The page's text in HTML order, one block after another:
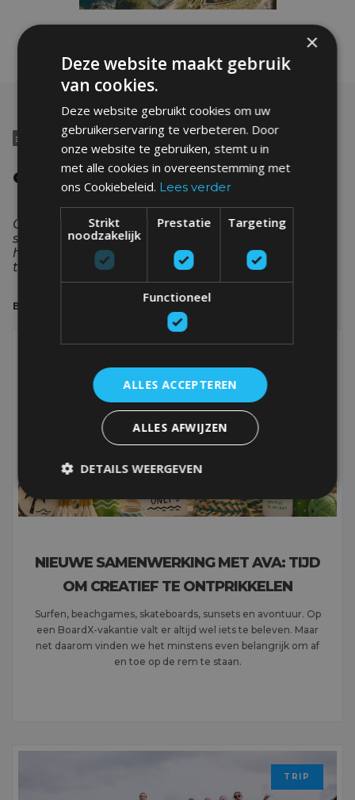
 MEER NIEUWS
GERELATEERDE POSTS
Ontdek het laatste nieuws over onze
surfvakanties in de reisblog. We houden je op de
hoogte van nieuwe concepten, acties en tips &
tricks.
BEKIJK ALLE POSTS
NIEUWE SAMENWERKING MET AVA: TIJD
OM CREATIEF TE ONTPRIKKELEN
Surfen, beachgames, skateboards, sunsets en avontuur. Op
een BoardX-vakantie valt er altijd wel iets te beleven. Maar
net daarom vinden we het minstens even belangrijk om af
en toe op de rem te staan.
TRIP
×
Deze website maakt gebruik
van cookies.
Deze website gebruikt cookies om uw
gebruikerservaring te verbeteren. Door
onze website te gebruiken, stemt u in
met alle cookies in overeenstemming met
ons Cookiebeleid. Lees verder
Strikt
noodzakelijk
Prestatie Targeting
Functioneel
ALLES ACCEPTEREN
ALLES AFWIJZEN
DETAILS WEERGEVEN